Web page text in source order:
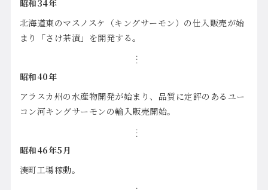
昭和34年
北海道東のマスノスケ（キングサーモン）の仕入販売が始
まり「さけ茶漬」を開発する。
昭和40年
アラスカ州の水産物開発が始まり、品質に定評のあるユー
コン河キングサーモンの輸入販売開始。
昭和46年5月
湊町工場稼動。